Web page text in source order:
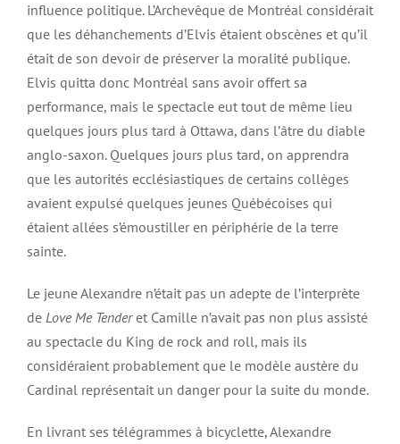
influence politique. L’Archevêque de Montréal considérait
que les déhanchements d’Elvis étaient obscènes et qu’il
était de son devoir de préserver la moralité publique.
Elvis quitta donc Montréal sans avoir offert sa
performance, mais le spectacle eut tout de même lieu
quelques jours plus tard à Ottawa, dans l’âtre du diable
anglo-saxon. Quelques jours plus tard, on apprendra
que les autorités ecclésiastiques de certains collèges
avaient expulsé quelques jeunes Québécoises qui
étaient allées s’émoustiller en périphérie de la terre
sainte.
Le jeune Alexandre n’était pas un adepte de l’interprète
de Love Me Tenderet Camille n’avait pas non plus assisté
au spectacle du King de rock and roll, mais ils
considéraient probablement que le modèle austère du
Cardinal représentait un danger pour la suite du monde.
En livrant ses télégrammes à bicyclette, Alexandre